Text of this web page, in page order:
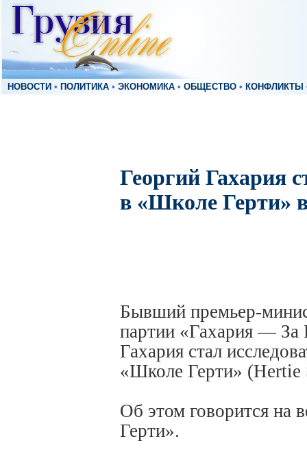
НОВОСТИ • ПОЛИТИКА • ЭКОНОМИКА • ОБЩЕСТВО • КОНФЛИКТЫ
Георгий Гахария
в «Школе Герти»
Бывший премьер-
партии «Гахария — За
Гахария стал
«Школе Герти» (Hertie
Об этом говорится на
Герти».